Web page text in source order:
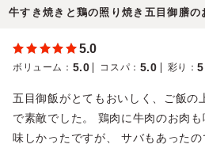
牛すき焼きと鶏の照り焼き五目御膳
5.0
ボリューム ： 5.0 コスパ ： 5.0 彩り ：
五目御飯がとてもおいしく、ご飯の
で素敵でした。 鶏肉に牛肉のお肉
味しかったですが、 サバもあった